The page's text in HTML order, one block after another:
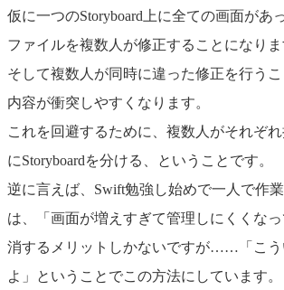
仮に一つのStoryboard上に全ての画面があ
ファイルを複数人が修正することになりま
そして複数人が同時に違った修正を行う
内容が衝突しやすくなります。
これを回避するために、複数人がそれぞ
にStoryboardを分ける、ということです。
逆に言えば、Swift勉強し始めで一人で作
は、「画面が増えすぎて管理しにくくな
消するメリットしかないですが……「こう
よ」ということでこの方法にしています。